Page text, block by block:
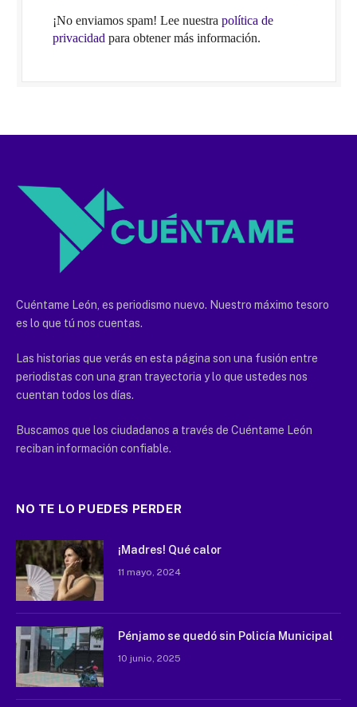
¡No enviamos spam! Lee nuestra política de
privacidad para obtener más información.
Cuéntame León, es periodismo nuevo. Nuestro máximo tesoro
es lo que tú nos cuentas.
Las historias que verás en esta página son una fusión entre
periodistas con una gran trayectoria y lo que ustedes nos
cuentan todos los días.
Buscamos que los ciudadanos a través de Cuéntame León
reciban información confiable.
NO TE LO PUEDES PERDER
¡Madres! Qué calor
11 mayo, 2024
Pénjamo se quedó sin Policía Municipal
10 junio, 2025